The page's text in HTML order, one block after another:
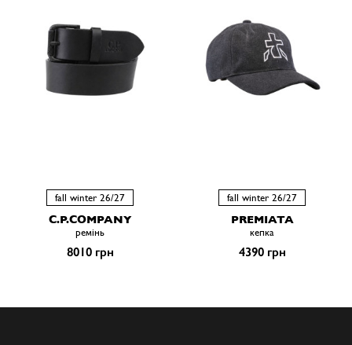
fall winter 26/27
C.P.COMPANY
ремiнь
8010 грн
fall winter 26/27
PREMIATA
кепка
4390 грн